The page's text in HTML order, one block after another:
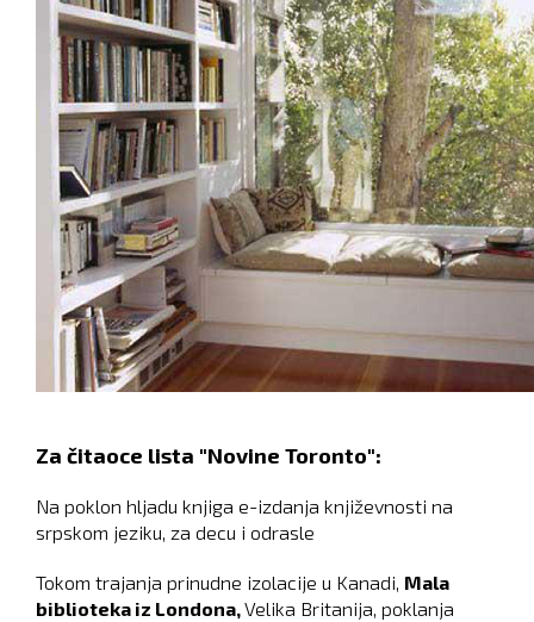
Za čitaoce lista "Novine Toronto":
Na poklon hljadu knjiga e-izdanja književnosti na
srpskom jeziku, za decu i odrasle
Tokom trajanja prinudne izolacije u Kanadi, Mala
biblioteka iz Londona,Velika Britanija, poklanja